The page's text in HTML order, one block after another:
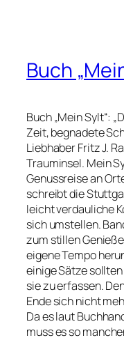
Buch
Buch „Mein Sylt“:
Zeit, begnadete
Liebhaber Fritz J.
Trauminsel. Mein
Genussreise an
schreibt die
leicht verdauliche
sich umstellen.
zum stillen
eigene Tempo
einige Sätze
sie zu erfassen.
Ende sich nicht
Da es laut
muss es so